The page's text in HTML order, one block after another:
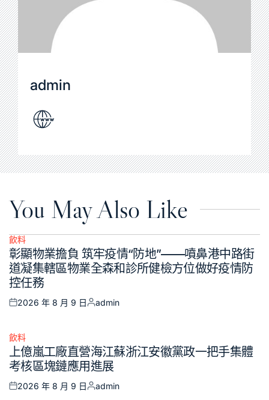
admin
You May Also Like
Posted
in
飲料
彰顯物業擔負 筑牢疫情“防地”——噴鼻港中路街
道凝集轄區物業全森和診所健檢方位做好疫情防
控任務
Posted
2026 年 8 月 9 日
Posted
admin
Posted
in
飲料
上億嵐工廠直營海江蘇浙江安徽黨政一把手集體
考核區塊鏈應用進展
Posted
2026 年 8 月 9 日
Posted
admin